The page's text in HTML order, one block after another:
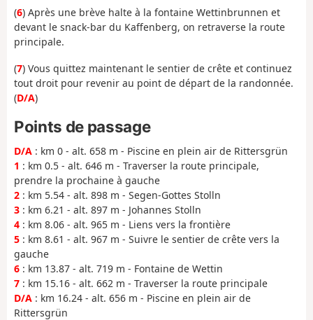
(6) Après une brève halte à la fontaine Wettinbrunnen et
devant le snack-bar du Kaffenberg, on retraverse la route
principale.
(7) Vous quittez maintenant le sentier de crête et continuez
tout droit pour revenir au point de départ de la randonnée.
(D/A)
Points de passage
D/A : km 0 - alt. 658 m - Piscine en plein air de Rittersgrün
1 : km 0.5 - alt. 646 m - Traverser la route principale,
prendre la prochaine à gauche
2 : km 5.54 - alt. 898 m - Segen-Gottes Stolln
3 : km 6.21 - alt. 897 m - Johannes Stolln
4 : km 8.06 - alt. 965 m - Liens vers la frontière
5 : km 8.61 - alt. 967 m - Suivre le sentier de crête vers la
gauche
6 : km 13.87 - alt. 719 m - Fontaine de Wettin
7 : km 15.16 - alt. 662 m - Traverser la route principale
D/A : km 16.24 - alt. 656 m - Piscine en plein air de
Rittersgrün